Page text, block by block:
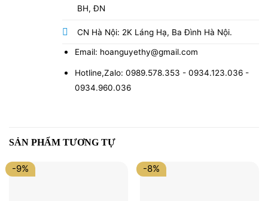
BH, ĐN
CN Hà Nội: 2K Láng Hạ, Ba Đình Hà Nội.
Email: hoanguyethy@gmail.com
Hotline,Zalo: 0989.578.353 - 0934.123.036 -
0934.960.036
SẢN PHẨM TƯƠNG TỰ
-9% -8%